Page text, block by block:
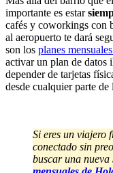
importante es estar
cafés y coworkings con
al aeropuerto te dará
son los planes
activar un plan de datos
depender de tarjetas
desde cualquier parte
Si eres un viajero
conectado sin
buscar una nueva